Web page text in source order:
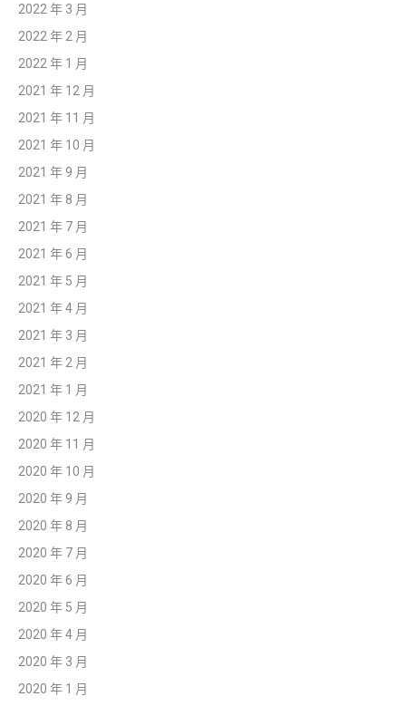
2022 年 3 月
2022 年 2 月
2022 年 1 月
2021 年 12 月
2021 年 11 月
2021 年 10 月
2021 年 9 月
2021 年 8 月
2021 年 7 月
2021 年 6 月
2021 年 5 月
2021 年 4 月
2021 年 3 月
2021 年 2 月
2021 年 1 月
2020 年 12 月
2020 年 11 月
2020 年 10 月
2020 年 9 月
2020 年 8 月
2020 年 7 月
2020 年 6 月
2020 年 5 月
2020 年 4 月
2020 年 3 月
2020 年 1 月